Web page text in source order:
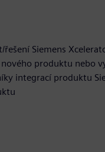
řešení Siemens
produktu nebo
integrací produktu